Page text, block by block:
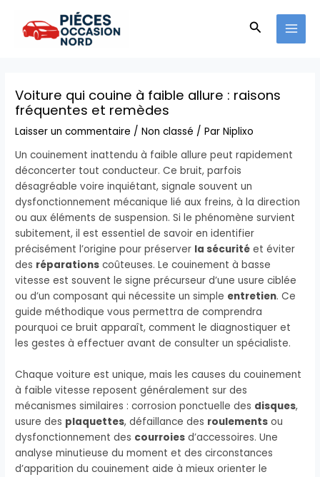
contenu
Voiture qui couine à faible allure : raisons
fréquentes et remèdes
Laisser un commentaire /Non classé / ParNiplixo
Un couinement inattendu à faible allure peut rapidement
déconcerter tout conducteur. Ce bruit, parfois
désagréable voire inquiétant, signale souvent un
dysfonctionnement mécanique lié aux freins, à la direction
ou aux éléments de suspension. Si le phénomène survient
subitement, il est essentiel de savoir en identifier
précisément l’origine pour préserver la sécurité et éviter
des réparations coûteuses. Le couinement à basse
vitesse est souvent le signe précurseur d’une usure ciblée
ou d’un composant qui nécessite un simple entretien. Ce
guide méthodique vous permettra de comprendra
pourquoi ce bruit apparaît, comment le diagnostiquer et
les gestes à effectuer avant de consulter un spécialiste.
Chaque voiture est unique, mais les causes du couinement
à faible vitesse reposent généralement sur des
mécanismes similaires : corrosion ponctuelle des disques,
usure des plaquettes, défaillance des roulements ou
dysfonctionnement des courroies d’accessoires. Une
analyse minutieuse du moment et des circonstances
d’apparition du couinement aide à mieux orienter le